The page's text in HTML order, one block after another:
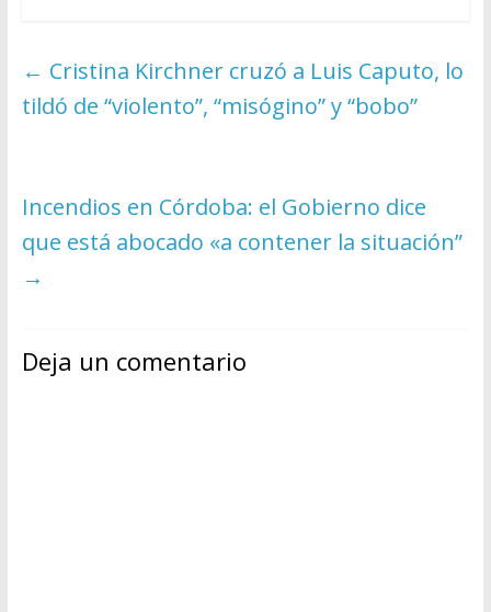
← Cristina Kirchner cruzó a Luis Caputo, lo
tildó de “violento”, “misógino” y “bobo”
Incendios en Córdoba: el Gobierno dice
que está abocado «a contener la situación”
→
Deja un comentario